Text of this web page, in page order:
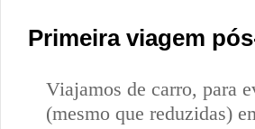
Primeira viagem
Viajamos de carro, para
(mesmo que reduzidas)